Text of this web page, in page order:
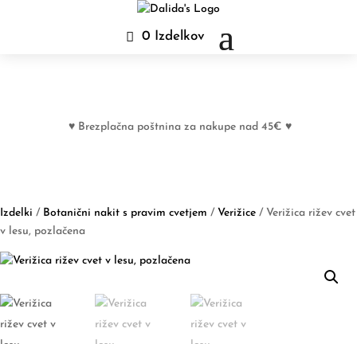
0 Izdelkov
♥ Brezplačna poštnina za nakupe nad 45€ ♥
Izdelki / Botanični nakit s pravim cvetjem / Verižice / Verižica rižev cvet
v lesu, pozlačena